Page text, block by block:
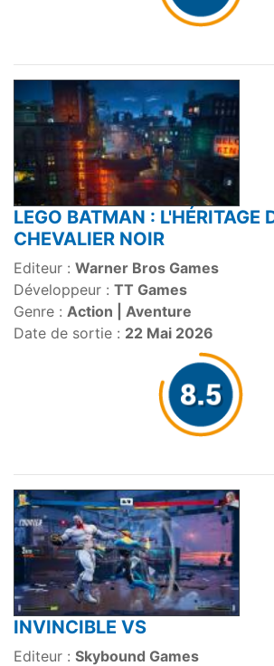
LEGO BATMAN : L'HÉRITAGE
CHEVALIER NOIR
Editeur : Warner Bros Games
Développeur : TT Games
Genre : Action | Aventure
Date de sortie : 22 Mai 2026
INVINCIBLE VS
Editeur : Skybound Games